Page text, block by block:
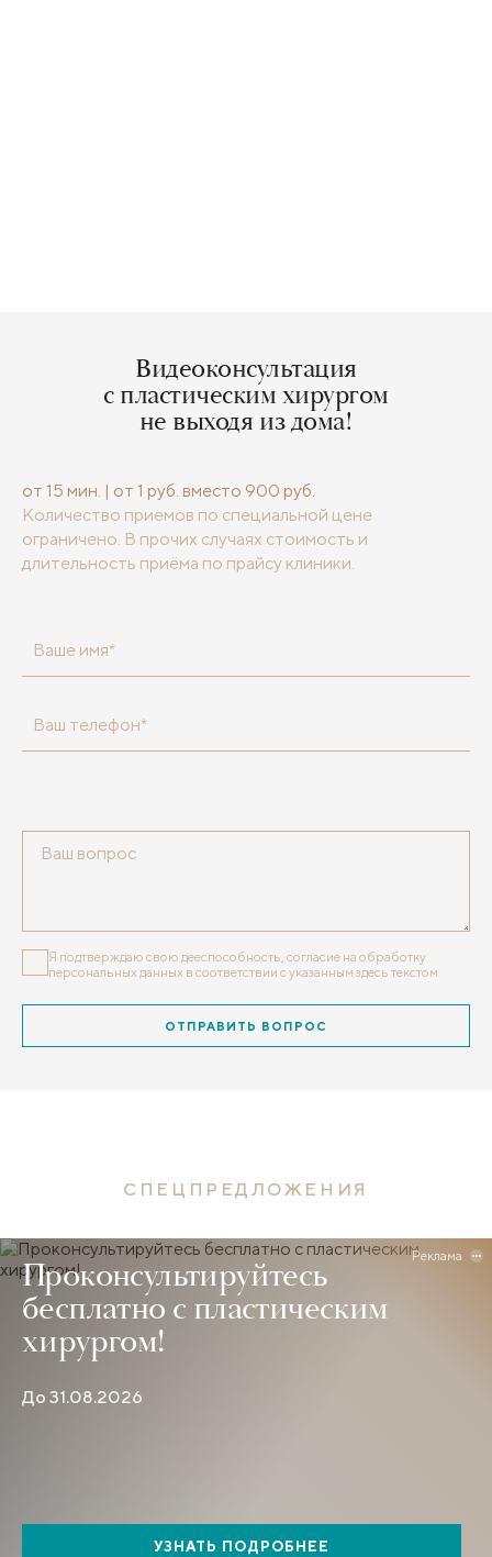
Видеоконсультация
с пластическим хирургом
не выходя из дома!
от 15 мин. | от 1 руб. вместо 900 руб.
Количество приемов по специальной цене
ограничено. В прочих случаях стоимость и
длительность приёма по прайсу клиники.
Ваше имя*
Ваш телефон*
Я подтверждаю свою дееспособность, согласие на обработку
персональных данных в соответствии с указанным здесь текстом
ОТПРАВИТЬ ВОПРОС
СПЕЦПРЕДЛОЖЕНИЯ
Реклама
Проконсультируйтесь
бесплатно с пластическим
хирургом!
До 31.08.2026
УЗНАТЬ ПОДРОБНЕЕ